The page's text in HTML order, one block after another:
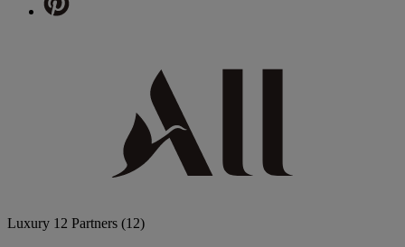
Luxury 12 Partners (12)